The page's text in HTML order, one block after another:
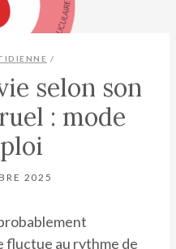
/
selon son
: mode
2025
fluctue au rythme de